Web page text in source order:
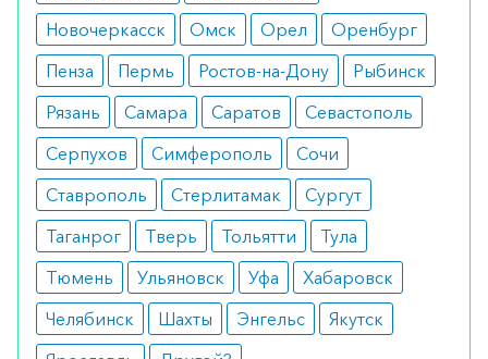
Препарат растворяют в молоке.
Новорожденным назначают с третьей недели по
1 капле в сутки. Недоношенным детям
допускается увеличение дозировки в два раза.
При лечении рахита, профилактики дефицита
витамина Д и терапии остеомаляции
используется до 8 капель в сутки.
Особые указания
Препарат допускается к применению у
беременных, но под строгим контролем врача.
Новочеркасск
Омск Орел
Оренбург
Пенза
Пермь Ростов-на-Дону
Рыбинск
Рязань
Самара Саратов
Севастополь
Серпухов
Симферополь
Сочи
Ставрополь
Стерлитамак
Сургут
Таганрог
Тверь Тольятти
Тула
Тюмень
Ульяновск Уфа
Хабаровск
Челябинск
Шахты Энгельс
Якутск